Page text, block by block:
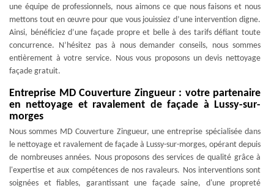
une équipe de professionnels, nous aimons ce que nous faisons et nous
mettons tout en œuvre pour que vous jouissiez d’une intervention digne.
Ainsi, bénéficiez d’une façade propre et belle à des tarifs défiant toute
concurrence. N’hésitez pas à nous demander conseils, nous sommes
entièrement à votre service. Nous vous proposons un devis nettoyage
façade gratuit.
Entreprise MD Couverture Zingueur : votre partenaire
en nettoyage et ravalement de façade à Lussy-sur-
morges
Nous sommes MD Couverture Zingueur, une entreprise spécialisée dans
le nettoyage et ravalement de façade à Lussy-sur-morges, opérant depuis
de nombreuses années. Nous proposons des services de qualité grâce à
l'expertise et aux compétences de nos ravaleurs. Nos interventions sont
soignées et fiables, garantissant une façade saine, d'une propreté